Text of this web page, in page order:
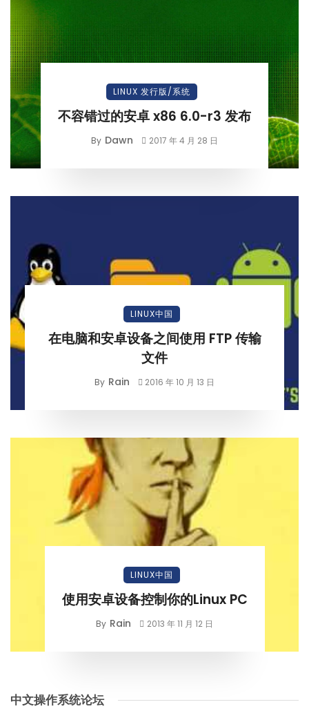
LINUX 发行版/系统
不容错过的安卓 x86 6.0-r3 发布
By Dawn 2017 年 4 月 28 日
LINUX中国
在电脑和安卓设备之间使用 FTP 传输
文件
By Rain 2016 年 10 月 13 日
LINUX中国
使用安卓设备控制你的Linux PC
By Rain 2013 年 11 月 12 日
中文操作系统论坛